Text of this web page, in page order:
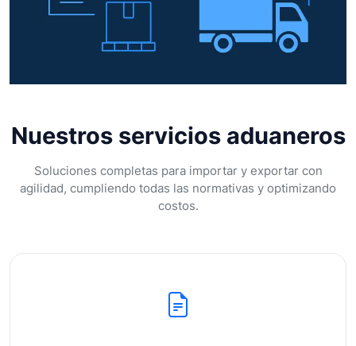
Nuestros servicios aduaneros
Soluciones completas para importar y exportar con
agilidad, cumpliendo todas las normativas y optimizando
costos.